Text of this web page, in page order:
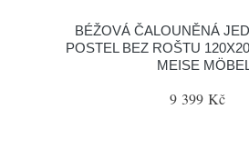
BÉŽOVÁ ČALOUNĚNÁ
POSTEL BEZ ROŠTU
MEISE
9 399 Kč